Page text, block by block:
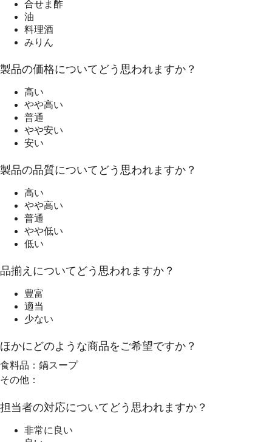
合せま酢
油
料理酒
みりん
製品の価格についてどう思われますか？
高い
やや高い
普通
やや安い
安い
製品の品質についてどう思われますか？
高い
やや高い
普通
やや低い
低い
品揃えについてどう思われますか？
豊富
適当
少ない
ほかにどのような商品をご希望ですか？
食料品：鍋スープ
その他：
担当者の対応についてどう思われますか？
非常に良い